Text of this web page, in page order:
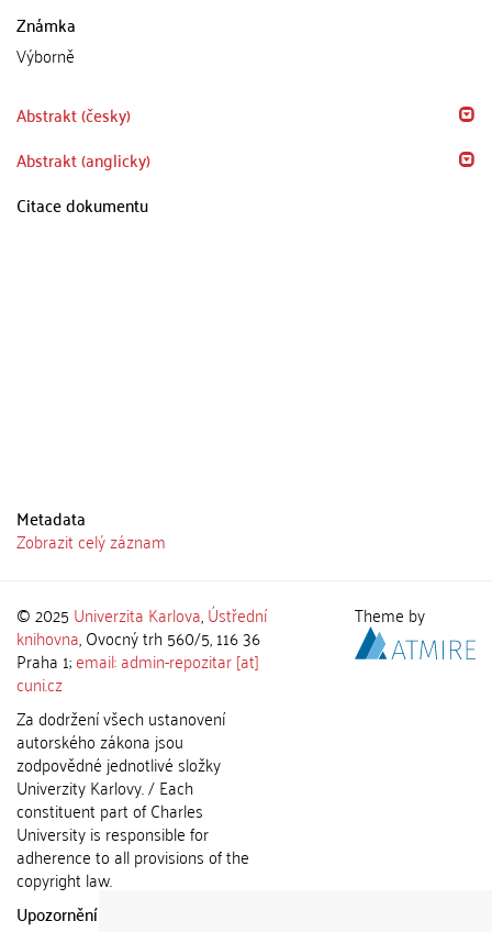
Známka
Výborně
Abstrakt (česky)
Abstrakt (anglicky)
Citace dokumentu
Metadata
Zobrazit celý záznam
© 2025 Univerzita Karlova,Ústřední
knihovna, Ovocný trh 560/5, 116 36
Praha 1;email: admin-repozitar [at]
cuni.cz
Za dodržení všech ustanovení
autorského zákona jsou
zodpovědné jednotlivé složky
Univerzity Karlovy. / Each
constituent part of Charles
University is responsible for
adherence to all provisions of the
copyright law.
Upozornění / Notice:
Theme by